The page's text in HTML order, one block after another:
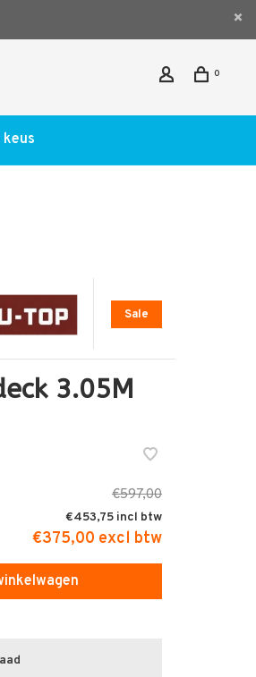
0
keus
Sale
3.05M
€597,00
€453,75
€375,00 excl btw